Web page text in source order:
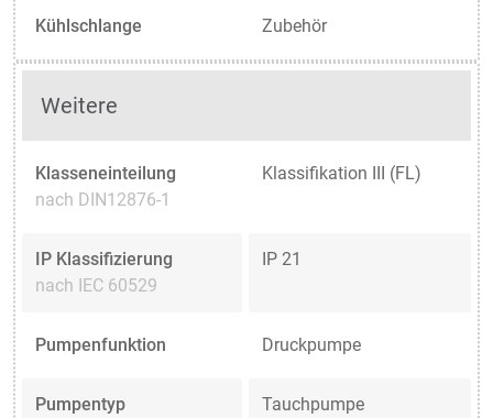
Kühlschlange Zubehör
Weitere
Klasseneinteilung
nach DIN12876-1
Klassifikation III (FL)
IP Klassifizierung
nach IEC 60529
IP 21
Pumpenfunktion Druckpumpe
Pumpentyp Tauchpumpe